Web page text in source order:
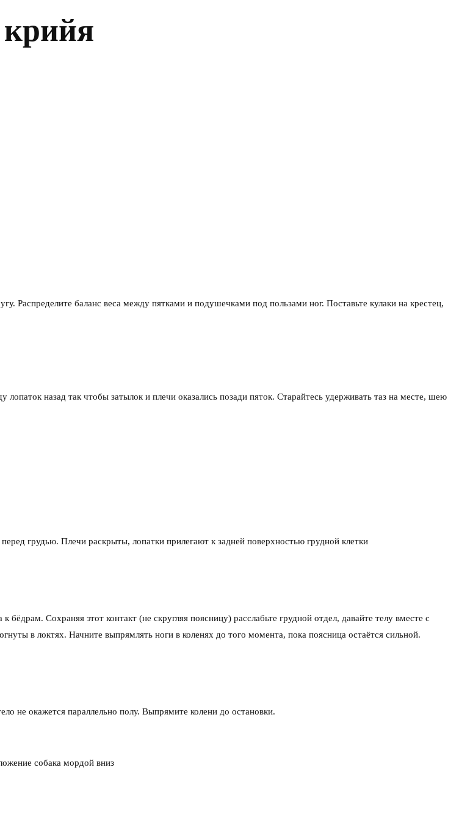
крийя
Распределите баланс веса между пятками и подушечками под пользами ног. Поставьте кулаки на крестец,
назад так чтобы затылок и плечи оказались позади пяток. Старайтесь удерживать таз на месте, шею
грудью. Плечи раскрыты, лопатки прилегают к задней поверхностью грудной клетки
Сохраняя этот контакт (не скругляя поясницу) расслабьте грудной отдел, давайте телу вместе с
в локтях. Начните выпрямлять ноги в коленях до того момента, пока поясница остаётся сильной.
не окажется параллельно полу. Выпрямите колени до остановки.
собака мордой вниз